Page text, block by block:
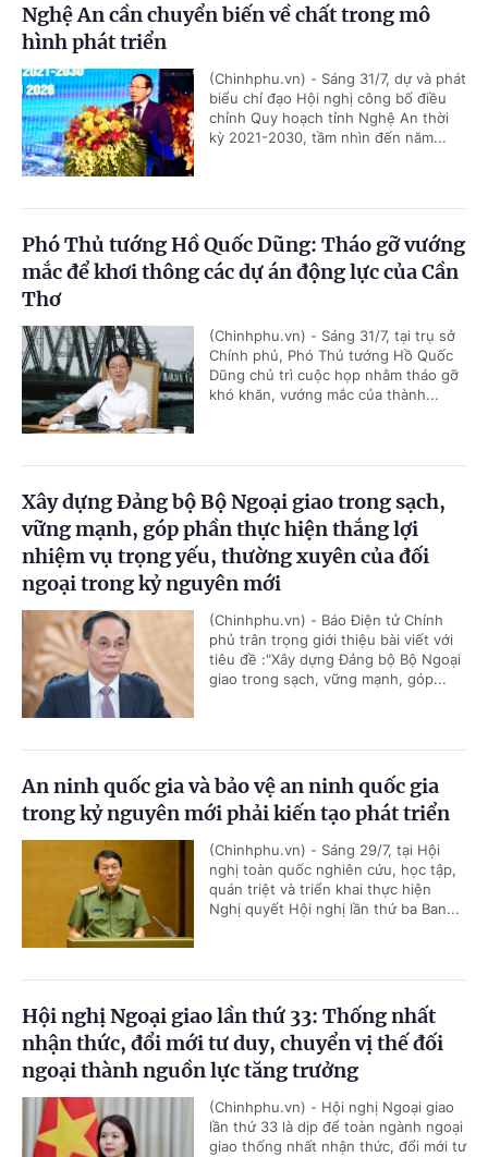
Nghệ An cần chuyển biến về chất trong mô
hình phát triển
(Chinhphu.vn) - Sáng 31/7, dự và phát
biểu chỉ đạo Hội nghị công bố điều
chỉnh Quy hoạch tỉnh Nghệ An thời
kỳ 2021-2030, tầm nhìn đến năm...
Phó Thủ tướng Hồ Quốc Dũng: Tháo gỡ vướng
mắc để khơi thông các dự án động lực của Cần
Thơ
(Chinhphu.vn) - Sáng 31/7, tại trụ sở
Chính phủ, Phó Thủ tướng Hồ Quốc
Dũng chủ trì cuộc họp nhằm tháo gỡ
khó khăn, vướng mắc của thành...
Xây dựng Đảng bộ Bộ Ngoại giao trong sạch,
vững mạnh, góp phần thực hiện thắng lợi
nhiệm vụ trọng yếu, thường xuyên của đối
ngoại trong kỷ nguyên mới
(Chinhphu.vn) - Báo Điện tử Chính
phủ trân trọng giới thiệu bài viết với
tiêu đề :"Xây dựng Đảng bộ Bộ Ngoại
giao trong sạch, vững mạnh, góp...
An ninh quốc gia và bảo vệ an ninh quốc gia
trong kỷ nguyên mới phải kiến tạo phát triển
(Chinhphu.vn) - Sáng 29/7, tại Hội
nghị toàn quốc nghiên cứu, học tập,
quán triệt và triển khai thực hiện
Nghị quyết Hội nghị lần thứ ba Ban...
Hội nghị Ngoại giao lần thứ 33: Thống nhất
nhận thức, đổi mới tư duy, chuyển vị thế đối
ngoại thành nguồn lực tăng trưởng
(Chinhphu.vn) - Hội nghị Ngoại giao
lần thứ 33 là dịp để toàn ngành ngoại
giao thống nhất nhận thức, đổi mới tư